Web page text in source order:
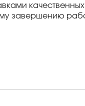
завершению